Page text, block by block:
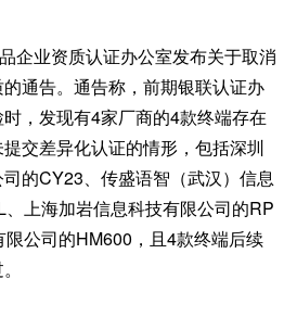
企业资质认证办公室发布关于取消
通告。通告称，前期银联认证办
，发现有4家厂商的4款终端存在
交差异化认证的情形，包括深圳
的CY23、传盛语智（武汉）信息
上海加岩信息科技有限公司的RP
公司的HM600，且4款终端后续